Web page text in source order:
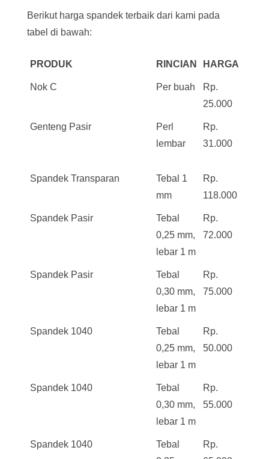
Berikut harga spandek terbaik dari kami pada
tabel di bawah:
PRODUK RINCIAN HARGA
Nok C Per buah
Rp.
25.000
Genteng Pasir
Perl
lembar
Rp.
31.000
Spandek Transparan
Tebal 1
mm
Rp.
118.000
Spandek Pasir
Tebal
0,25 mm,
lebar 1 m
Rp.
72.000
Spandek Pasir
Tebal
0,30 mm,
lebar 1 m
Rp.
75.000
Spandek 1040
Tebal
0,25 mm,
lebar 1 m
Rp.
50.000
Spandek 1040
Tebal
0,30 mm,
lebar 1 m
Rp.
55.000
Spandek 1040
Tebal
Rp.